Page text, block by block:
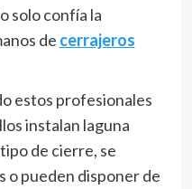
solo confía la
de cerrajeros
estos profesionales
instalan laguna
de cierre, se
o pueden disponer de